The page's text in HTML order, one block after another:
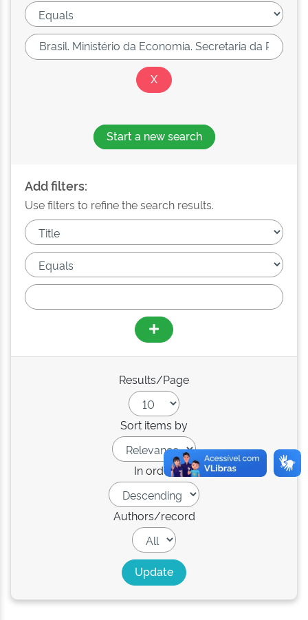
Start a new search
Add filters:
Use filters to refine the search results.
Results/Page
Sort items by
In order
Authors/record